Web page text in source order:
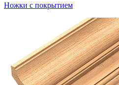
Ножки с покрытием